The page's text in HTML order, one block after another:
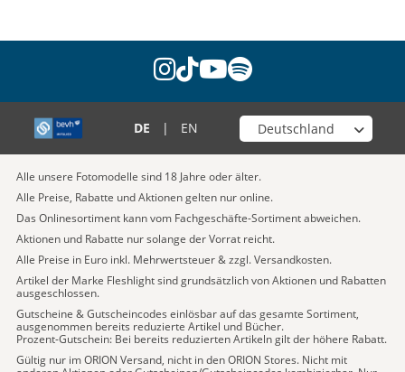
instagram
tiktok
youtube
spotify
DE | EN Wähle deinen Shop
Alle unsere Fotomodelle sind 18 Jahre oder älter.
Alle Preise, Rabatte und Aktionen gelten nur online.
Das Onlinesortiment kann vom Fachgeschäfte-Sortiment abweichen.
Aktionen und Rabatte nur solange der Vorrat reicht.
Alle Preise in Euro inkl. Mehrwertsteuer & zzgl. Versandkosten.
Artikel der Marke Fleshlight sind grundsätzlich von Aktionen und Rabatten
ausgeschlossen.
Gutscheine & Gutscheincodes einlösbar auf das gesamte Sortiment,
ausgenommen bereits reduzierte Artikel und Bücher.
Prozent-Gutschein: Bei bereits reduzierten Artikeln gilt der höhere Rabatt.
Gültig nur im ORION Versand, nicht in den ORION Stores. Nicht mit